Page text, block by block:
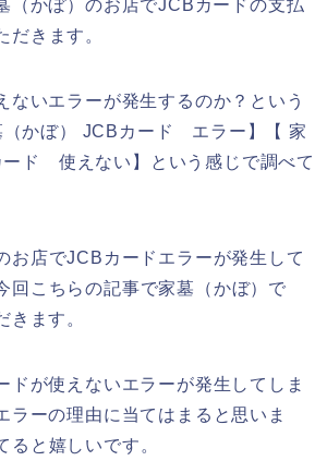
（かぼ）のお店でJCBカードの支払
きます。
いエラーが発生するのか？という
（かぼ） JCBカード エラー】【 家
ド 使えない】という感じで調べて
お店でJCBカードエラーが発生して
回こちらの記事で家墓（かぼ）で
ます。
が使えないエラーが発生してしま
ーの理由に当てはまると思いま
と嬉しいです。